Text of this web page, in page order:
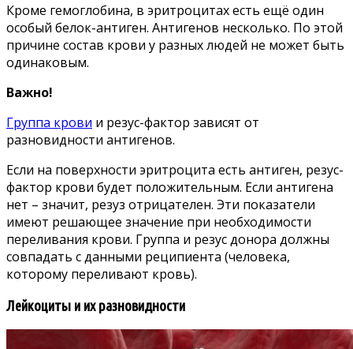
Кроме гемоглобина, в эритроцитах есть ещё один
особый белок-антиген. Антигенов несколько. По этой
причине состав крови у разных людей не может быть
одинаковым.
Важно!
Группа крови и резус-фактор зависят от
разновидности антигенов.
Если на поверхности эритроцита есть антиген, резус-
фактор крови будет положительным. Если антигена
нет – значит, резуз отрицателен. Эти показатели
имеют решающее значение при необходимости
переливания крови. Группа и резус донора должны
совпадать с данными реципиента (человека,
которому переливают кровь).
Лейкоциты и их разновидности